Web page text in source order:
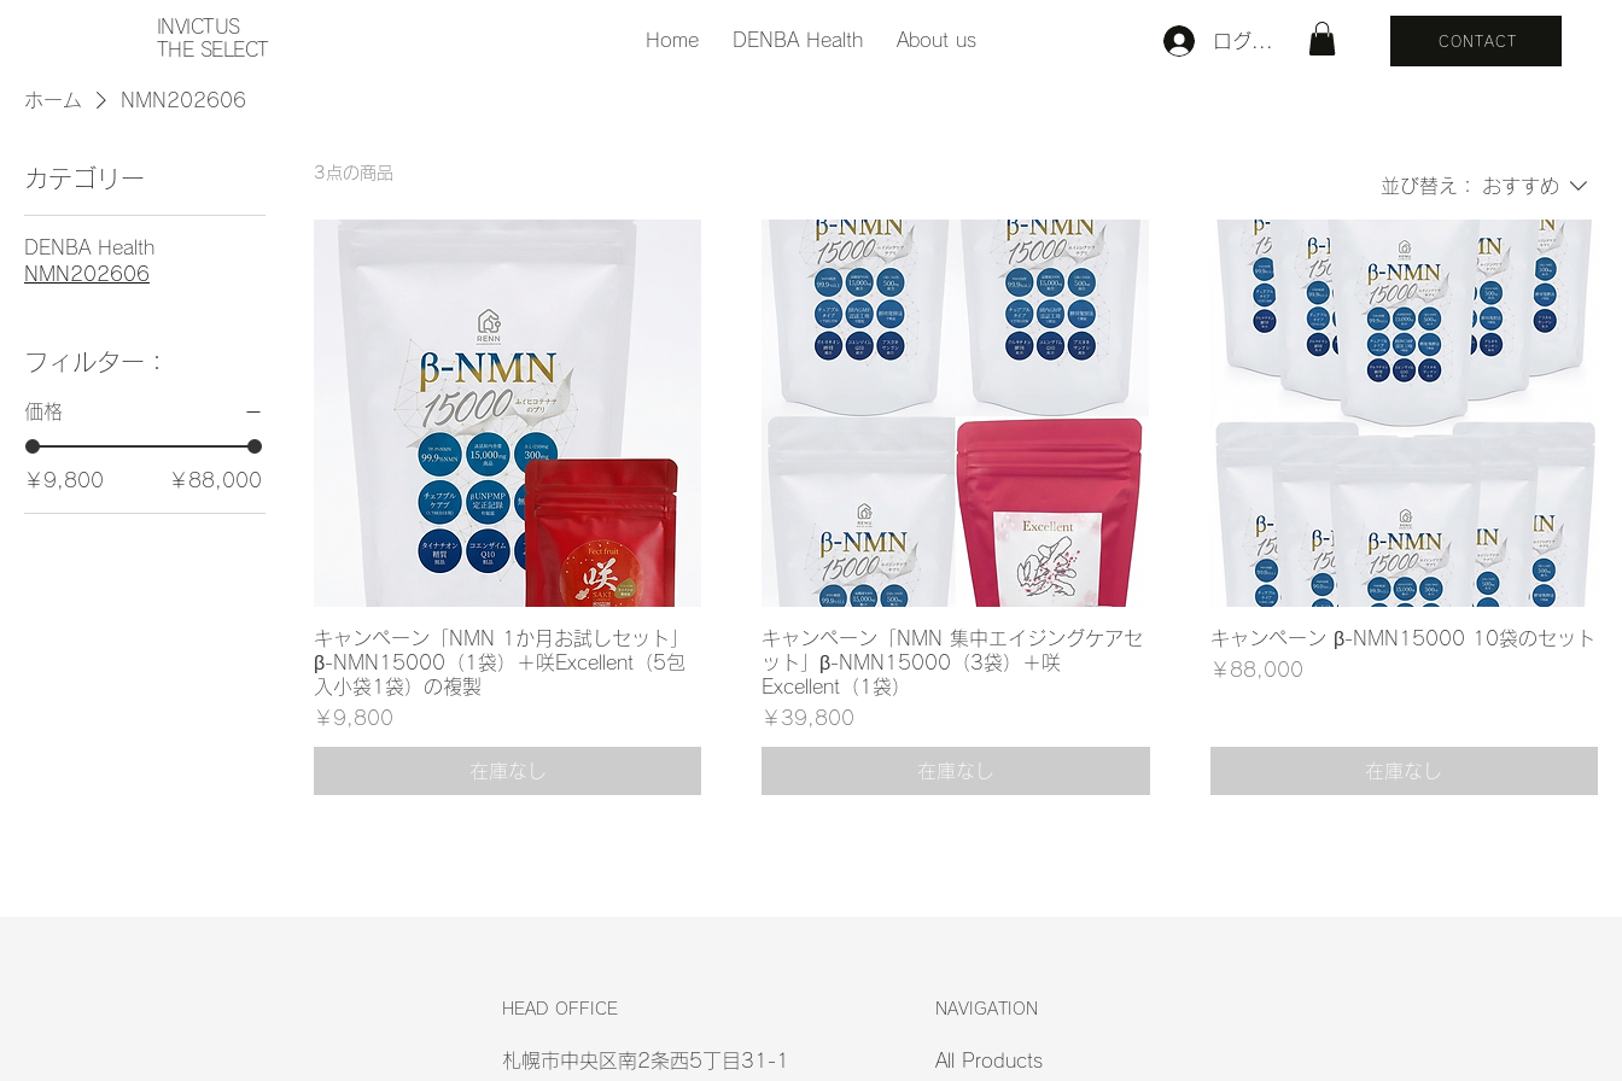
INVICTUS
THE SELECT
Home DENBA Health About us ログイン CONTACT
ホーム NMN202606
カテゴリー
DENBA Health
NMN202606
フィルター：
価格
￥9,800 ￥88,000
3点の商品
並び替え： おすすめ
キャンペーン「NMN 1か月お試しセット」
β-NMN15000（1袋）＋咲Excellent（5包
入小袋1袋）の複製
価格
￥9,800
在庫なし
キャンペーン「NMN 集中エイジングケアセ
ット」β-NMN15000（3袋）＋咲
Excellent（1袋）
価格
￥39,800
在庫なし
キャンペーン β-NMN15000 10袋のセット
価格
￥88,000
在庫なし
HEAD OFFICE
札幌市中央区南2条西5丁目31-1
NAVIGATION
All Products